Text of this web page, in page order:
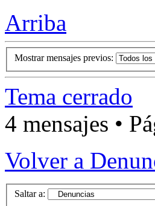
Arriba
Mostrar mensajes previos:
Tema cerrado
4 mensajes •
Volver a
Saltar a: